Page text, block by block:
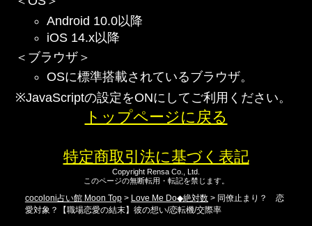
Android 10.0以降
iOS 14.x以降
＜ブラウザ＞
OSに標準搭載されているブラウザ。
※JavaScriptの設定をONにしてご利用ください。
トップページに戻る
特定商取引法に基づく表記
Copyright Rensa Co., Ltd.
このページの無断転用・転記を禁じます。
cocoloni占い館 Moon Top> Love Me Do◆絶対数> 同僚止まり？ 恋
愛対象？【職場恋愛の結末】彼の想い/恋転機/交際率